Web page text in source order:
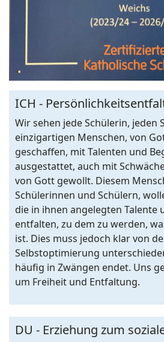
ICH -
Wir sehen jede Schülerin, jeden
einzigartigen Menschen, von
geschaffen, mit Talenten und
ausgestattet, auch mit
von Gott gewollt. Diesem
Schülerinnen und Schülern,
die in ihnen angelegten Talente
entfalten, zu dem zu werden,
ist. Dies muss jedoch klar von
Selbstoptimierung
häufig in Zwängen endet. Uns
um Freiheit und Entfaltung.
DU - Erziehung zum